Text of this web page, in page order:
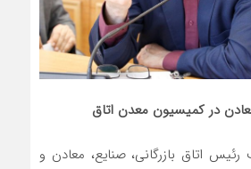
در کمیسیون معدن اتاق
اتاق بازرگانی، صنایع، معادن و